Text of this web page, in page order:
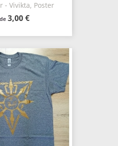
- Vivikta, Poster
3,00 €